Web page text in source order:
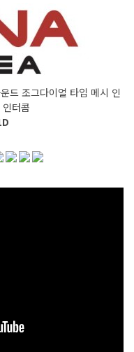
드 조그다이얼 타입 메시 인
터콤